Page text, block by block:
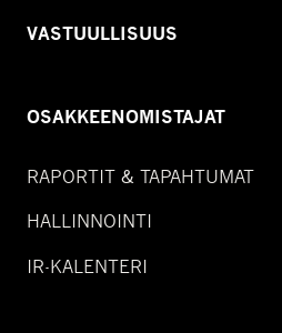
VASTUULLISUUS
OSAKKEENOMISTAJAT
RAPORTIT & TAPAHTUMAT
HALLINNOINTI
IR-KALENTERI